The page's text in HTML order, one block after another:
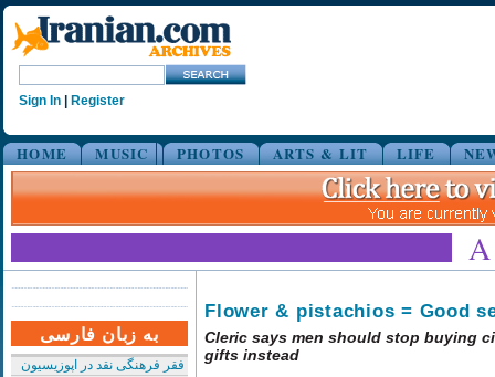
Sign In Register
HOME MUSIC PHOTOS ARTS & LIT LIFE
به زبان فارسی
فقر فرهنگی نقد در اپوزیسیون
Flower & pistachios = Good
Cleric says men should stop buying
gifts instead